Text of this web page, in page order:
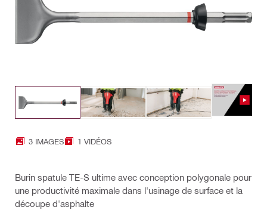
3 IMAGES 1 VIDÉOS
Burin spatule TE-S ultime avec conception polygonale pour
une productivité maximale dans l'usinage de surface et la
découpe d'asphalte